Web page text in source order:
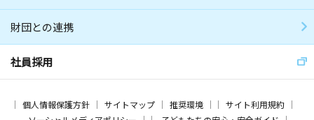
財団との連携
社員採用
個人情報保護方針 サイトマップ 推奨環境
サイト利用規約